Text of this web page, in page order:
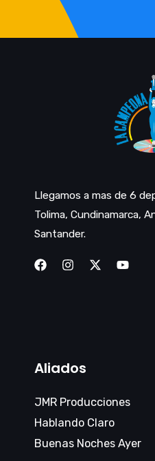
Llegamos a mas de 6
Tolima, Cundinamarca,
Santander.
Aliados
JMR Producciones
Hablando Claro
Buenas Noches Ayer